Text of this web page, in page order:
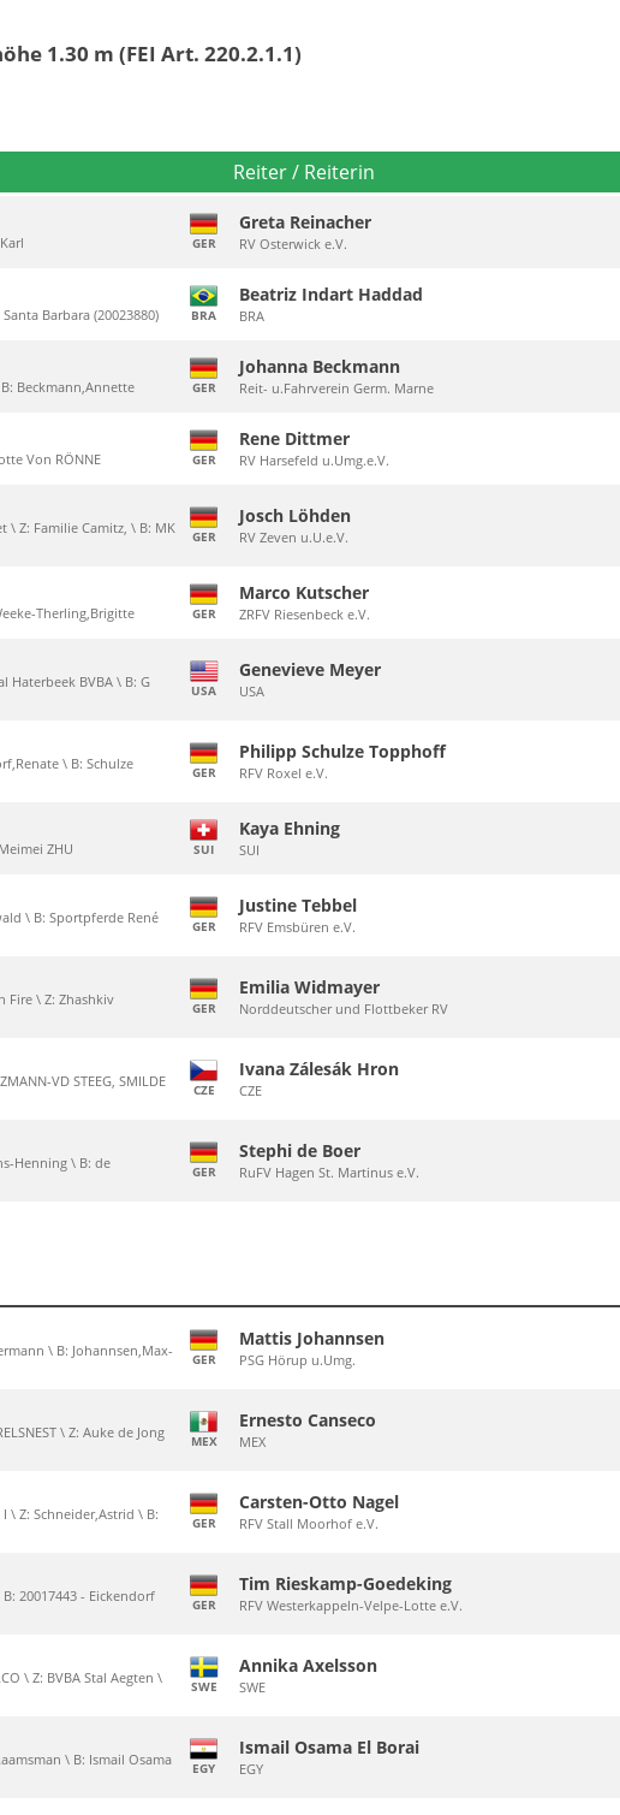
1.30 m (FEI Art. 220.2.1.1)
Reiter / Reiterin
GER
Greta Reinacher
RV Osterwick e.V.
Barbara (20023880) BRA
Beatriz Indart Haddad
BRA
Beckmann,Annette GER
Johanna Beckmann
Reit- u.Fahrverein Germ. Marne
Von RÖNNE GER
Rene Dittmer
RV Harsefeld u.Umg.e.V.
\ Z: Familie Camitz, \ B: MK
GER
Josch Löhden
RV Zeven u.U.e.V.
Therling,Brigitte GER
Marco Kutscher
ZRFV Riesenbeck e.V.
Haterbeek BVBA \ B: G
USA
Genevieve Meyer
USA
\ B: Schulze
GER
Philipp Schulze Topphoff
RFV Roxel e.V.
ZHU SUI
Kaya Ehning
SUI
\ B: Sportpferde René
GER
Justine Tebbel
RFV Emsbüren e.V.
Fire \ Z: Zhashkiv
GER
Emilia Widmayer
Norddeutscher und Flottbeker RV
VD STEEG, SMILDE
CZE
Ivana Zálesák Hron
CZE
Henning \ B: de
GER
Stephi de Boer
RuFV Hagen St. Martinus e.V.
\ B: Johannsen,Max-
GER
Mattis Johannsen
PSG Hörup u.Umg.
\ Z: Auke de Jong
MEX
Ernesto Canseco
MEX
\ Z: Schneider,Astrid \ B:
GER
Carsten-Otto Nagel
RFV Stall Moorhof e.V.
20017443 - Eickendorf
GER
Tim Rieskamp-Goedeking
RFV Westerkappeln-Velpe-Lotte e.V.
\ Z: BVBA Stal Aegten \
SWE
Annika Axelsson
SWE
\ B: Ismail Osama
EGY
Ismail Osama El Borai
EGY